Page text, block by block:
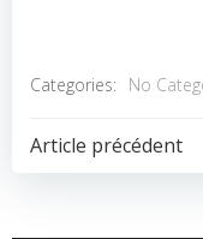
Categories: No
POST
Article précédent